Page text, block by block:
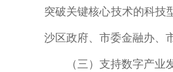
突破关键核心技术的科技
沙区政府、市委金融办、
（三）支持数字产业发